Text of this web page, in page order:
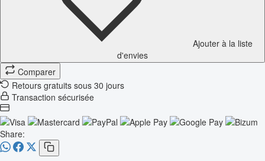
Ajouter à la liste
d'envies
Comparer
Retours gratuits sous 30 jours
Transaction sécurisée
Share: